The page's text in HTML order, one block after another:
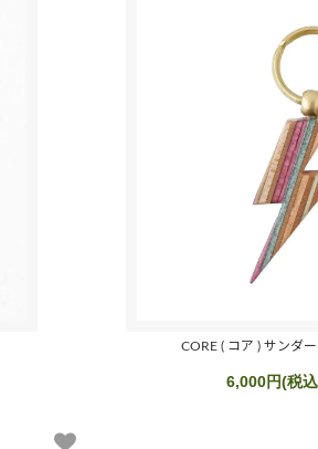
CORE ( コア ) サンダ
6,000円(税